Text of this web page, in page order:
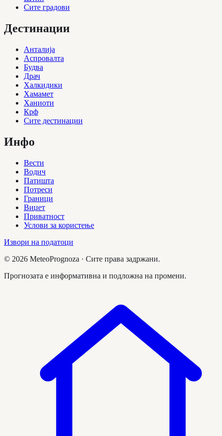
Сите градови
Дестинации
Анталија
Аспровалта
Будва
Драч
Халкидики
Хамамет
Ханиоти
Крф
Сите дестинации
Инфо
Вести
Водич
Патишта
Потреси
Граници
Виџет
Приватност
Услови за користење
Извори на податоци
© 2026 MeteoPrognoza · Сите права задржани.
Прогнозата е информативна и подложна на промени.